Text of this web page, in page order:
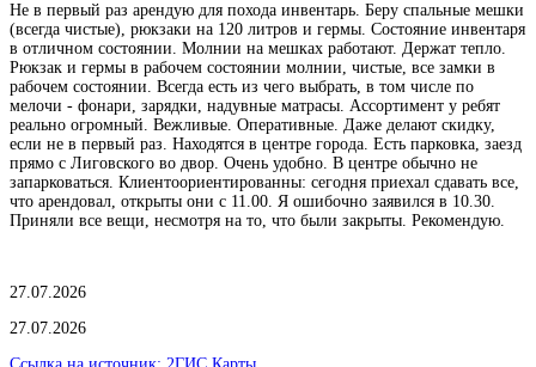
Не в первый раз арендую для похода инвентарь. Беру спальные мешки
(всегда чистые), рюкзаки на 120 литров и гермы. Состояние инвентаря
в отличном состоянии. Молнии на мешках работают. Держат тепло.
Рюкзак и гермы в рабочем состоянии молнии, чистые, все замки в
рабочем состоянии. Всегда есть из чего выбрать, в том числе по
мелочи - фонари, зарядки, надувные матрасы. Ассортимент у ребят
реально огромный. Вежливые. Оперативные. Даже делают скидку,
если не в первый раз. Находятся в центре города. Есть парковка, заезд
прямо с Лиговского во двор. Очень удобно. В центре обычно не
запарковаться. Клиентоориентированны: сегодня приехал сдавать все,
что арендовал, открыты они с 11.00. Я ошибочно заявился в 10.30.
Приняли все вещи, несмотря на то, что были закрыты. Рекомендую.
27.07.2026
27.07.2026